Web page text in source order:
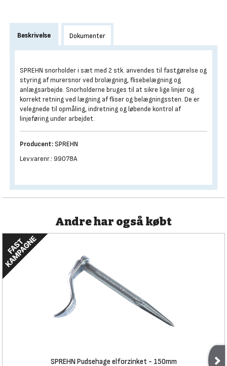
Beskrivelse Dokumenter
SPREHN snorholder i sæt med 2 stk. anvendes til fastgørelse og
styring af murersnor ved brolægning, flisebelægning og
anlægsarbejde. Snorholderne bruges til at sikre lige linjer og
korrekt retning ved lægning af fliser og belægningssten. De er
velegnede til opmåling, indretning og løbende kontrol af
linjeføring under arbejdet.
Producent: SPREHN
Lev.varenr.: 99078A
Andre har også købt
SPREHN Pudsehage elforzinket - 150mm